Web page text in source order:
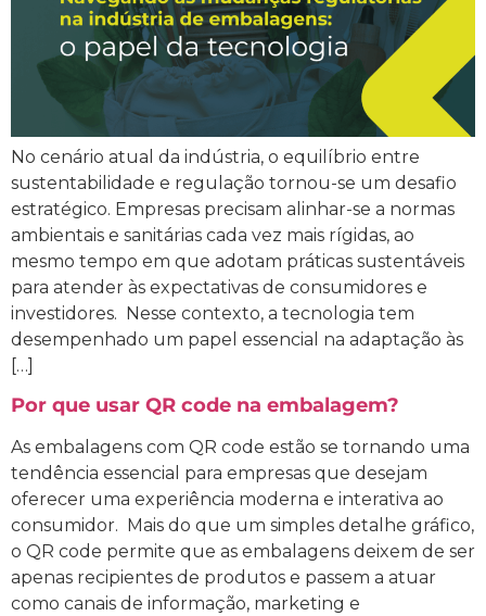
No cenário atual da indústria, o equilíbrio entre
sustentabilidade e regulação tornou-se um desafio
estratégico. Empresas precisam alinhar-se a normas
ambientais e sanitárias cada vez mais rígidas, ao
mesmo tempo em que adotam práticas sustentáveis
para atender às expectativas de consumidores e
investidores. Nesse contexto, a tecnologia tem
desempenhado um papel essencial na adaptação às
[…]
Por que usar QR code na embalagem?
As embalagens com QR code estão se tornando uma
tendência essencial para empresas que desejam
oferecer uma experiência moderna e interativa ao
consumidor. Mais do que um simples detalhe gráfico,
o QR code permite que as embalagens deixem de ser
apenas recipientes de produtos e passem a atuar
como canais de informação, marketing e